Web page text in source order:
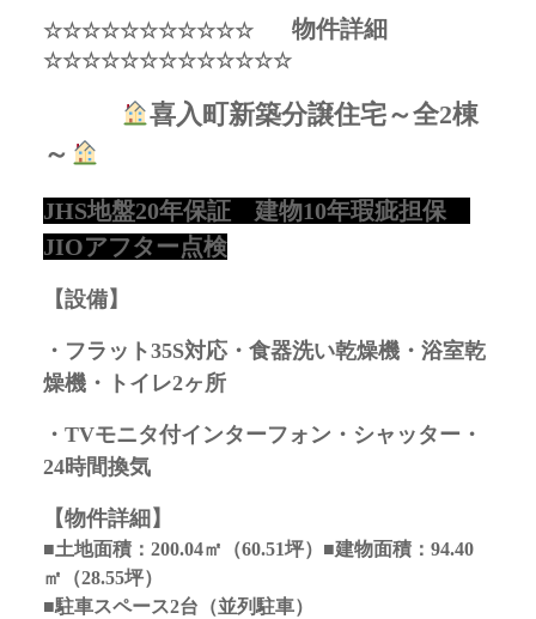
☆☆☆☆☆☆☆☆☆☆☆物件詳細
☆☆☆☆☆☆☆☆☆☆☆☆☆
喜入町新築分譲住宅～全2棟
～
JHS地盤20年保証 建物10年瑕疵担保
JIOアフター点検
【設備】
・フラット35S対応・食器洗い乾燥機・浴室乾
燥機・トイレ2ヶ所
・TVモニタ付インターフォン・シャッター・
24時間換気
【物件詳細】
■土地面積：200.04㎡ （60.51坪） ■建物面積：94.40
㎡（28.55坪）
■駐車スペース2台（並列駐車）